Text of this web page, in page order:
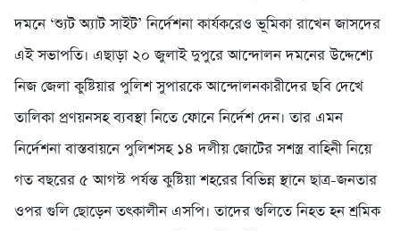
দমনে ‘শ্যুট অ্যাট সাইট’ নির্দেশনা কার্যকরেও ভূমিকা রাখেন জাসদের
এই সভাপতি। এছাড়া ২০ জুলাই দুপুরে আন্দোলন দমনের উদ্দেশ্যে
নিজ জেলা কুষ্টিয়ার পুলিশ সুপারকে আন্দোলনকারীদের ছবি দেখে
তালিকা প্রণয়নসহ ব্যবস্থা নিতে ফোনে নির্দেশ দেন। তার এমন
নির্দেশনা বাস্তবায়নে পুলিশসহ ১৪ দলীয় জোটের সশস্ত্র বাহিনী নিয়ে
গত বছরের ৫ আগস্ট পর্যন্ত কুষ্টিয়া শহরের বিভিন্ন স্থানে ছাত্র-জনতার
ওপর গুলি ছোড়েন তৎকালীন এসপি। তাদের গুলিতে নিহত হন শ্রমিক